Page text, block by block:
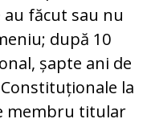
au făcut sau nu
după 10
șapte ani de
la
membru titular